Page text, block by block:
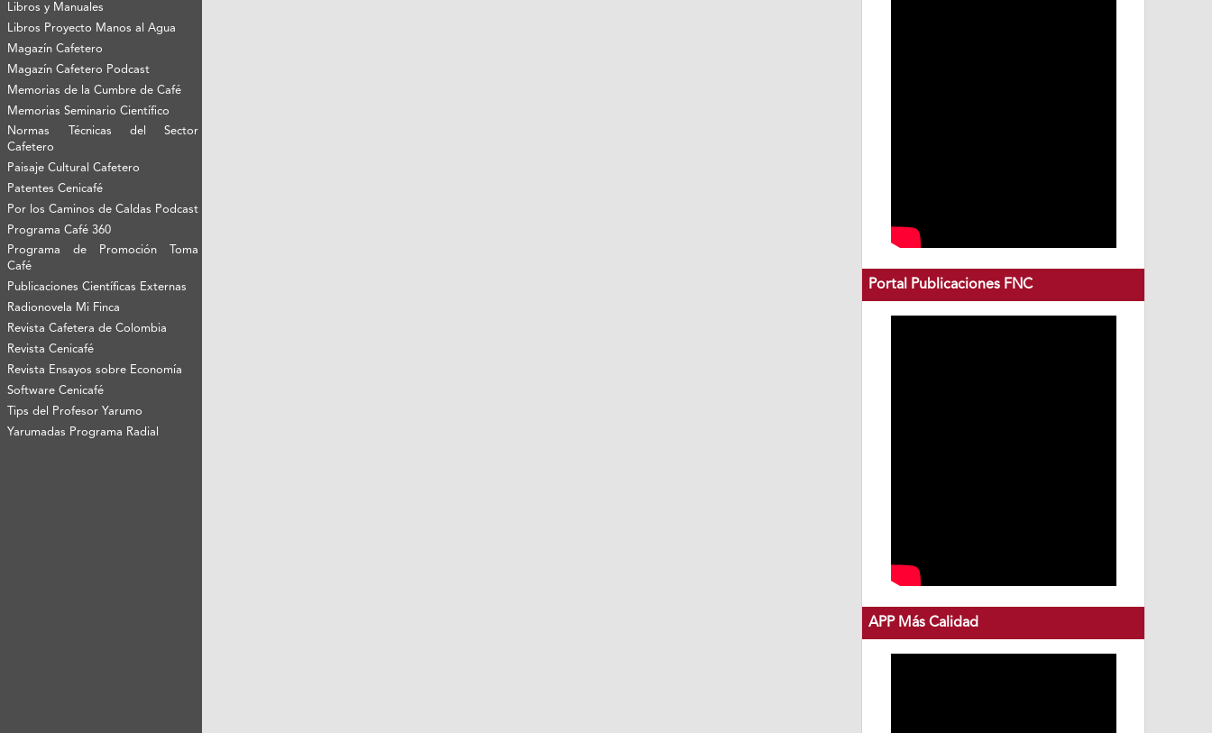
Libros y Manuales
Libros Proyecto Manos al Agua
Magazín Cafetero
Magazín Cafetero Podcast
Memorias de la Cumbre de Café
Memorias Seminario Científico
Normas Técnicas del Sector
Cafetero
Paisaje Cultural Cafetero
Patentes Cenicafé
Por los Caminos de Caldas Podcast
Programa Café 360
Programa de Promoción Toma
Café
Publicaciones Científicas Externas
Radionovela Mi Finca
Revista Cafetera de Colombia
Revista Cenicafé
Revista Ensayos sobre Economía
Software Cenicafé
Tips del Profesor Yarumo
Yarumadas Programa Radial
Portal Publicaciones FNC
APP Más Calidad